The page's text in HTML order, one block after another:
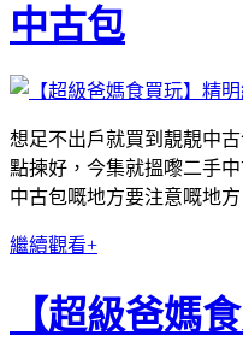
中古包
想足不出戶就買到靚靚中
點揀好，今集就搵嚟二手
中古包嘅地方要注意嘅地
繼續觀看+
【超級爸媽